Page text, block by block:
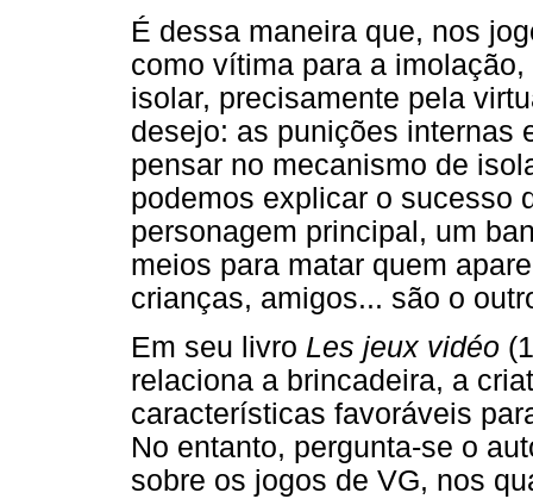
É dessa maneira que, nos
como vítima para a
isolar, precisamente pela
desejo: as punições internas
pensar no mecanismo de
podemos explicar o sucesso
personagem principal, um
meios para matar quem
crianças, amigos... são o
Em seu livro Les jeux vidéo
relaciona a brincadeira, a
características favoráveis
No entanto, pergunta-se o
sobre os jogos de VG, nos